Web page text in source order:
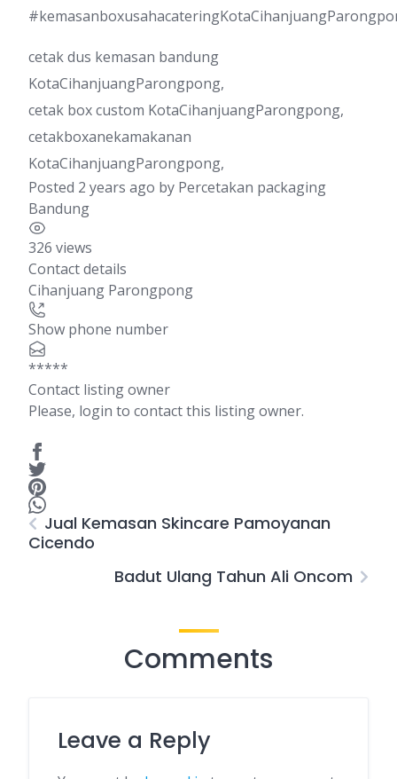
cetak dus kemasan bandung
KotaCihanjuangParongpong,
cetak box custom KotaCihanjuangParongpong,
cetakboxanekamakanan
KotaCihanjuangParongpong,
Posted 2 years ago by Percetakan packaging
Bandung
326 views
Contact details
Cihanjuang Parongpong
Show phone number
*****
Contact listing owner
Please, login to contact this listing owner.
Jual Kemasan Skincare Pamoyanan
Cicendo
Badut Ulang Tahun Ali Oncom
Comments
Leave a Reply